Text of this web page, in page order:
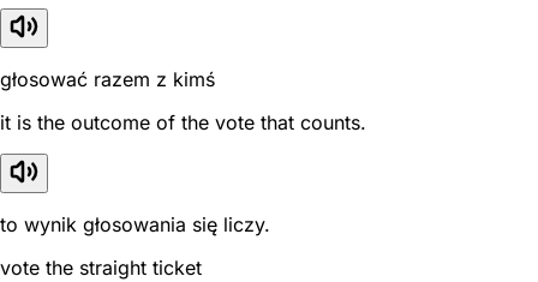
głosować razem z kimś
it is the outcome of the vote that counts.
to wynik głosowania się liczy.
vote the straight ticket